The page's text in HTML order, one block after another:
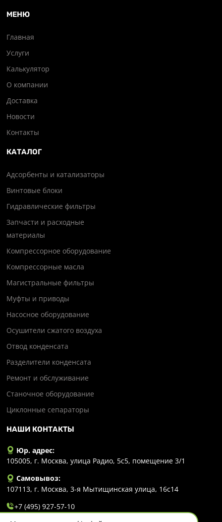
МЕНЮ
Главная
Услуги
Калькулятор
О компании
Доставка
Новости
Контакты
КАТАЛОГ
Адсорбенты и катализаторы
Винтовые блоки
Гидравлические фильтры
Запчасти и расходные
материалы
Компрессорное оборудование
Компрессорные масла
Магистральные фильтры
Муфты и приводы
Насосное оборудование
Осушители сжатого воздуха
Отвод конденсата
Разделители конденсата
Ремонт и обслуживание
Станочное оборудование
Циклонные сепараторы
НАШИ КОНТАКТЫ
Юр. адрес:
105005, г. Москва, улица Радио, 5с5, помещение 3/1
Самовывоз:
107113, г. Москва, 3-я Мытищинская улица, 16с14
+7 (495) 927-57-10